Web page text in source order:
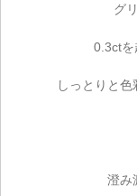
グ
0.3ctを
しっとりと
澄み